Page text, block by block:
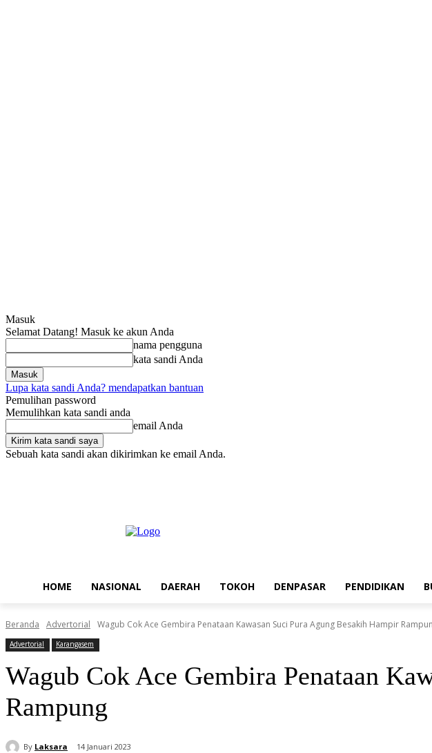
Masuk
Selamat Datang! Masuk ke akun Anda
nama pengguna
kata sandi Anda
Lupa kata sandi Anda? mendapatkan bantuan
Pemulihan password
Memulihkan kata sandi anda
email Anda
Sebuah kata sandi akan dikirimkan ke email Anda.
HOME NASIONAL DAERAH TOKOH DENPASAR PENDIDIKAN
Beranda Advertorial Wagub Cok Ace Gembira Penataan Kawasan Suci Pura Agung Besakih Hampir
Advertorial Karangasem
Wagub Cok Ace Gembira Penataan
Rampung
By Laksara 14 Januari 2023